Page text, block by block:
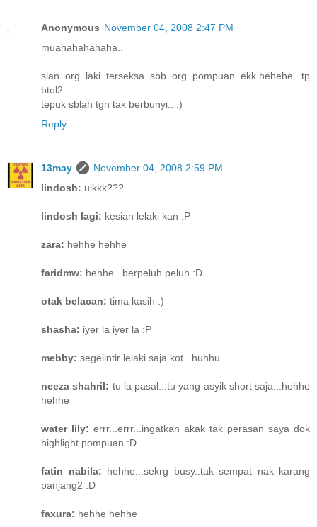
Anonymous November 04, 2008 2:47 PM
muahahahahaha..
sian org laki terseksa sbb org pompuan ekk.hehehe...tp
btol2.
tepuk sblah tgn tak berbunyi.. :)
Reply
13may
November 04, 2008 2:59 PM
lindosh: uikkk???
lindosh lagi: kesian lelaki kan :P
zara: hehhe hehhe
faridmw: hehhe...berpeluh peluh :D
otak belacan: tima kasih :)
shasha: iyer la iyer la :P
mebby: segelintir lelaki saja kot...huhhu
neeza shahril: tu la pasal...tu yang asyik short saja...hehhe
hehhe
water lily: errr...errr...ingatkan akak tak perasan saya dok
highlight pompuan :D
fatin nabila: hehhe...sekrg busy..tak sempat nak karang
panjang2 :D
faxura: hehhe hehhe